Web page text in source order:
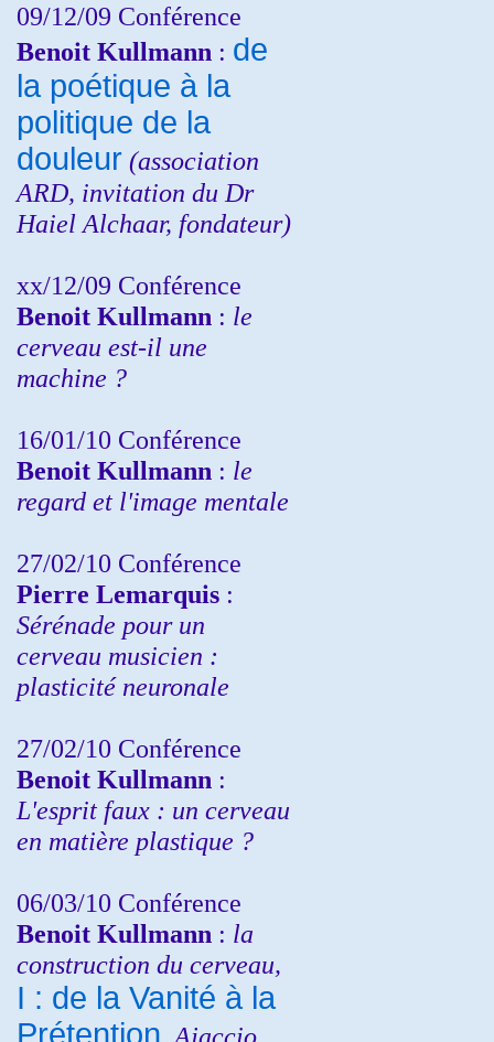
09/12/09 Conférence
Benoit Kullmann : de
la poétique à la
politique de la
douleur (association
ARD, invitation du Dr
Haiel Alchaar, fondateur)
xx/12/09 Conférence
Benoit Kullmann : le
cerveau est-il une
machine ?
16/01/10 Conférence
Benoit Kullmann : le
regard et l'image mentale
27/02/10 Conférence
Pierre Lemarquis :
Sérénade pour un
cerveau musicien :
plasticité neuronale
27/02/10 Conférence
Benoit Kullmann :
L'esprit faux : un cerveau
en matière plastique ?
06/03/10 Conférence
Benoit Kullmann : la
construction du cerveau,
I : de la Vanité à la
Prétention, Ajaccio,